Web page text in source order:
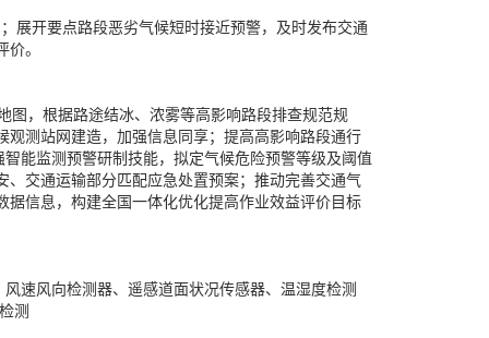
开要点路段恶劣气候短时接近预警，及时发布交通
。
，根据路途结冰、浓雾等高影响路段排查规范规
测站网建造，加强信息同享；提高高影响路段通行
能监测预警研制技能，拟定气候危险预警等级及阈值
交通运输部分匹配应急处置预案；推动完善交通气
信息，构建全国一体化优化提高作业效益评价目标
风向检测器、遥感道面状况传感器、温湿度检测
测